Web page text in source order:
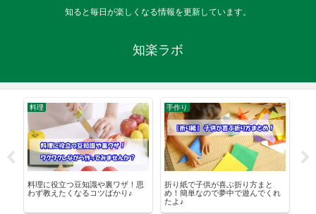
知ると毎日が楽しくなる情報を更新しています。
知楽ラボ
料理
料理に役立つ豆知識や裏ワザ！思
わず教えたくなるコツばかり♪
手作り
折り紙で子供が喜ぶ折り方まと
め！簡単なので夢中で遊んでくれ
たよ♪